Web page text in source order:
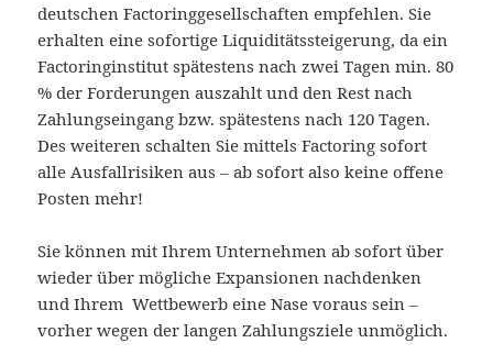
deutschen Factoringgesellschaften empfehlen. Sie
erhalten eine sofortige Liquiditätssteigerung, da ein
Factoringinstitut spätestens nach zwei Tagen min. 80
% der Forderungen auszahlt und den Rest nach
Zahlungseingang bzw. spätestens nach 120 Tagen.
Des weiteren schalten Sie mittels Factoring sofort
alle Ausfallrisiken aus – ab sofort also keine offene
Posten mehr!
Sie können mit Ihrem Unternehmen ab sofort über
wieder über mögliche Expansionen nachdenken
und Ihrem Wettbewerb eine Nase voraus sein –
vorher wegen der langen Zahlungsziele unmöglich.